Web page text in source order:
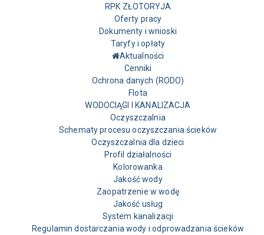
RPK ZŁOTORYJA
Oferty pracy
Dokumenty i wnioski
Taryfy i opłaty
Aktualności
Cenniki
Ochrona danych (RODO)
Flota
WODOCIĄGI I KANALIZACJA
Oczyszczalnia
Schematy procesu oczyszczania ścieków
Oczyszczalnia dla dzieci
Profil działalności
Kolorowanka
Jakość wody
Zaopatrzenie w wodę
Jakość usług
System kanalizacji
Regulamin dostarczania wody i odprowadzania ścieków